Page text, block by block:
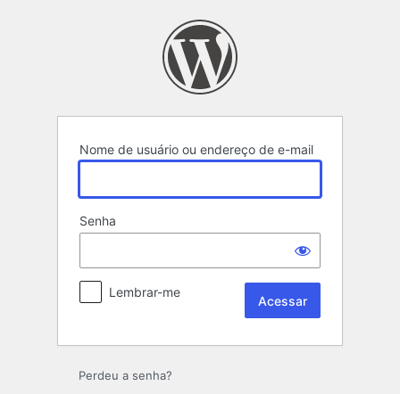
Nome de usuário ou endereço de e-mail
Senha
Lembrar-me
Perdeu a senha?